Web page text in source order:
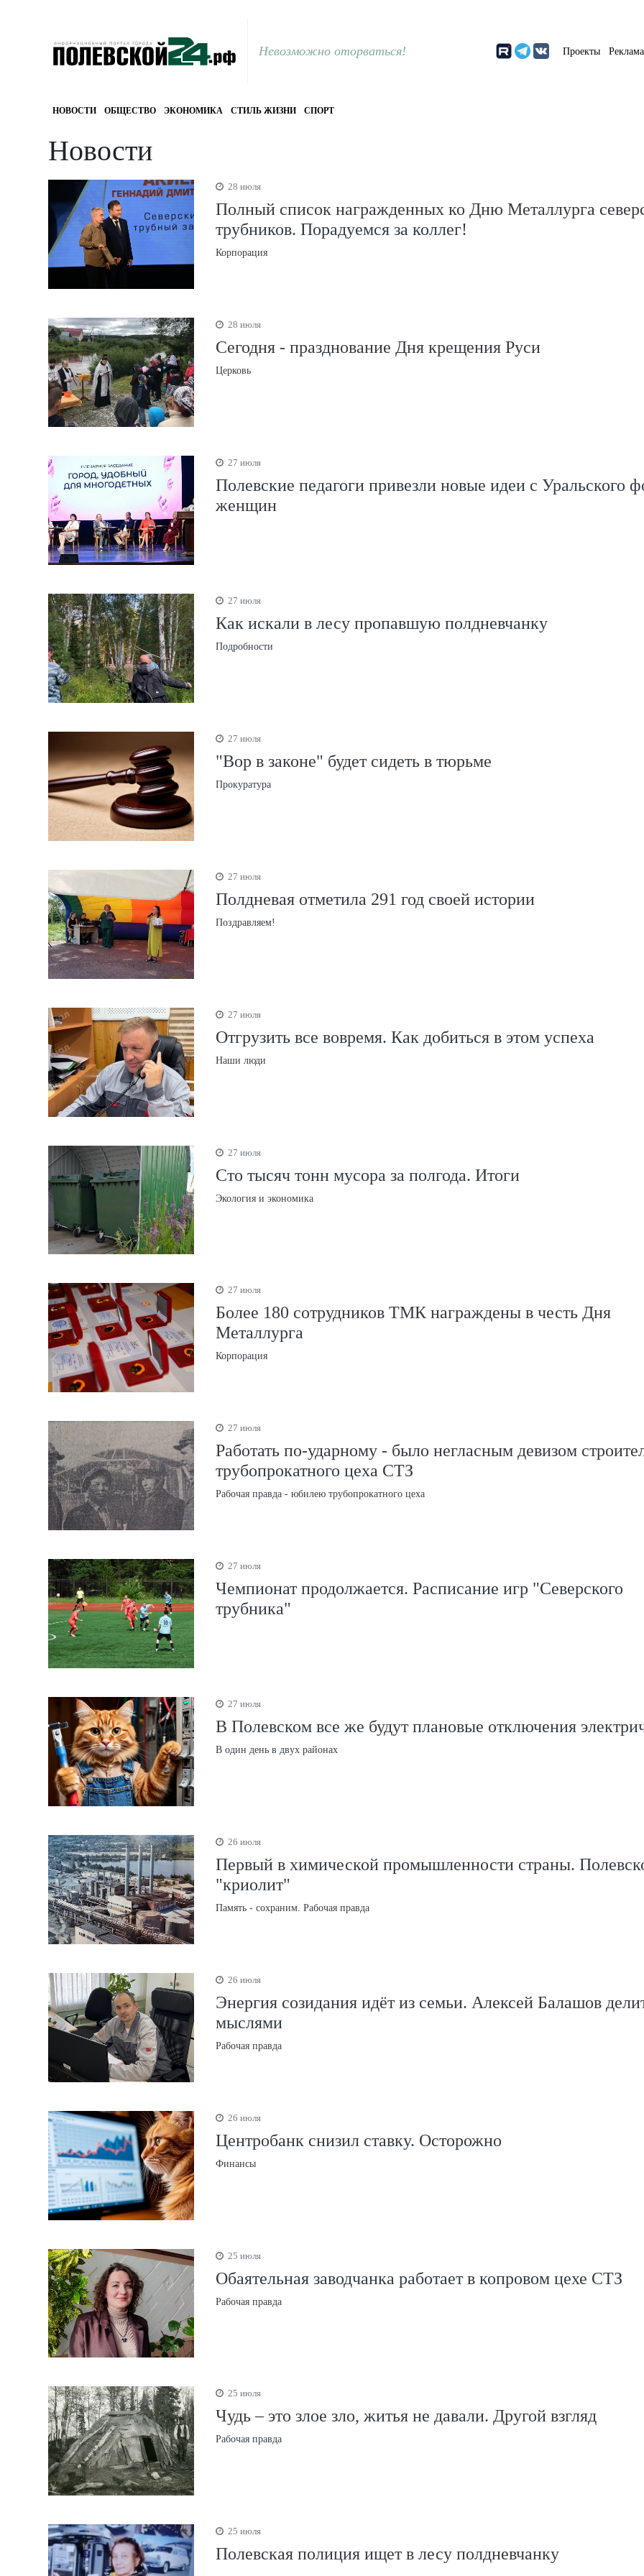
Невозможно оторваться! Проекты Реклама
НОВОСТИ ОБЩЕСТВО ЭКОНОМИКА СТИЛЬ ЖИЗНИ СПОРТ
Новости
28 июля
Полный список награжденных ко Дню Металлурга
трубников. Порадуемся за коллег!
Корпорация
28 июля
Сегодня - празднование Дня крещения Руси
Церковь
27 июля
Полевские педагоги привезли новые идеи с Уральского
женщин
27 июля
Как искали в лесу пропавшую полдневчанку
Подробности
27 июля
"Вор в законе" будет сидеть в тюрьме
Прокуратура
27 июля
Полдневая отметила 291 год своей истории
Поздравляем!
27 июля
Отгрузить все вовремя. Как добиться в этом успеха
Наши люди
27 июля
Сто тысяч тонн мусора за полгода. Итоги
Экология и экономика
27 июля
Более 180 сотрудников ТМК награждены в честь Дня
Металлурга
Корпорация
27 июля
Работать по-ударному - было негласным девизом
трубопрокатного цеха СТЗ
Рабочая правда - юбилею трубопрокатного цеха
27 июля
Чемпионат продолжается. Расписание игр "Северского
трубника"
27 июля
В Полевском все же будут плановые отключения
В один день в двух районах
26 июля
Первый в химической промышленности страны.
"криолит"
Память - сохраним. Рабочая правда
26 июля
Энергия созидания идёт из семьи. Алексей Балашов
мыслями
Рабочая правда
26 июля
Центробанк снизил ставку. Осторожно
Финансы
25 июля
Обаятельная заводчанка работает в копровом цехе СТЗ
Рабочая правда
25 июля
Чудь – это злое зло, житья не давали. Другой взгляд
Рабочая правда
25 июля
Полевская полиция ищет в лесу полдневчанку